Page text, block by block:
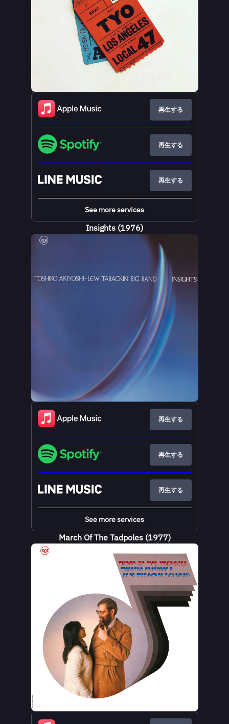
再生する
再生する
再生する
See more services
Insights (1976)
再生する
再生する
再生する
See more services
March Of The Tadpoles (1977)